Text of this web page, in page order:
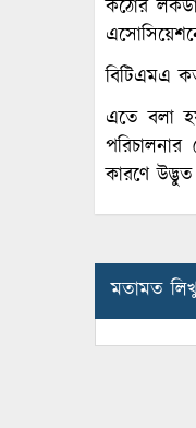
কঠোর
বিটিএমএ
এতে বলা
কারণে
মতামত